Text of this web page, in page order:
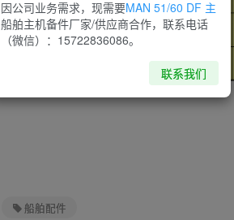
船舶配件
因公司业务需求，现需要MAN 51/60 DF 主
船舶主机备件厂家/供应商合作，联系电话
（微信）：15722836086。
联系我们